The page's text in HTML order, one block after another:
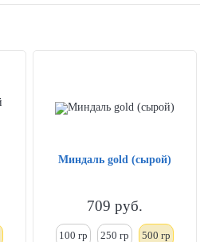
Миндаль gold (сырой)
709 руб.
100 гр 250 гр 500 гр